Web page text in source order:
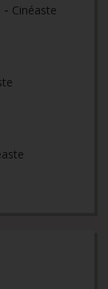
- Cinéaste